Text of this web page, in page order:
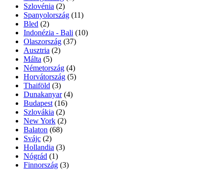
Szlovénia (2)
Spanyolország (11)
Bled (2)
Indonézia - Bali (10)
Olaszország (37)
Ausztria (2)
Málta (5)
Németország (4)
Horvátország (5)
Thaiföld (3)
Dunakanyar (4)
Budapest (16)
Szlovákia (2)
New York (2)
Balaton (68)
Svájc (2)
Hollandia (3)
Nógrád (1)
Finnország (3)